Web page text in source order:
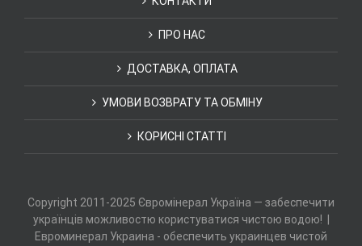
ПРО НАС
ДОСТАВКА, ОПЛАТА
УМОВИ ВОЗВРАТУ ТА ОБМІНУ
КОРИСНІ СТАТТІ
Copyright 2011-2025 Євромінерал Україна — забеспечити
українців можливостю користуватися чистою водою! |
Евроминерал Украина - обеспечить украинцев чистой